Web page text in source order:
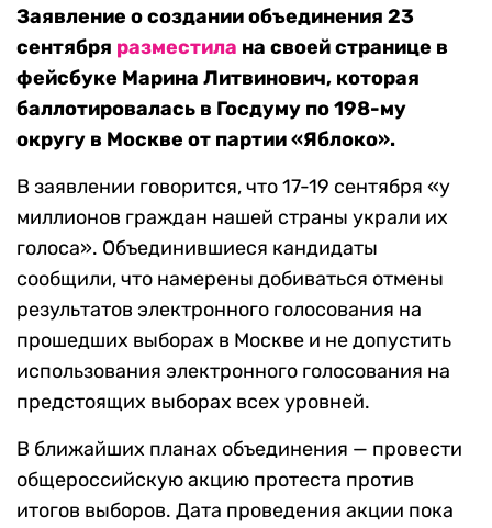
Заявление о создании объединения 23
сентября разместила на своей странице в
фейсбуке Марина Литвинович, которая
баллотировалась в Госдуму по 198-му
округу в Москве от партии «Яблоко».
В заявлении говорится, что 17-19 сентября «у
миллионов граждан нашей страны украли их
голоса». Объединившиеся кандидаты
сообщили, что намерены добиваться отмены
результатов электронного голосования на
прошедших выборах в Москве и не допустить
использования электронного голосования на
предстоящих выборах всех уровней.
В ближайших планах объединения — провести
общероссийскую акцию протеста против
итогов выборов. Дата проведения акции пока